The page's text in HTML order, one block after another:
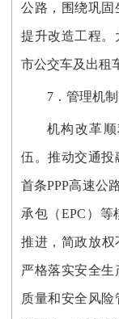
公路，围绕巩固
提升改造工程。
市公交车及出租
7．管理机
机构改革
伍。推动交通投
首条PPP高速公
承包（EPC）
推进，简政放权
严格落实安全
质量和安全风